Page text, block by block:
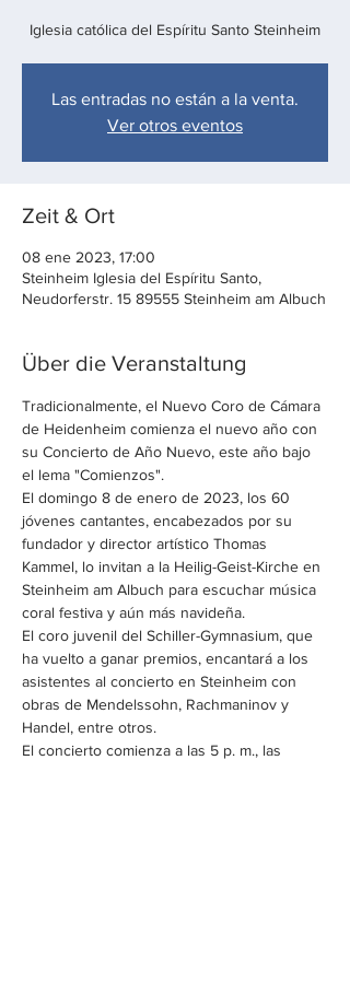
Iglesia católica del Espíritu Santo Steinheim
Las entradas no están a la venta.
Ver otros eventos
Zeit & Ort
08 ene 2023, 17:00
Steinheim Iglesia del Espíritu Santo,
Neudorferstr. 15 89555 Steinheim am Albuch
Über die Veranstaltung
Tradicionalmente, el Nuevo Coro de Cámara
de Heidenheim comienza el nuevo año con
su Concierto de Año Nuevo, este año bajo
el lema "Comienzos".
El domingo 8 de enero de 2023, los 60
jóvenes cantantes, encabezados por su
fundador y director artístico Thomas
Kammel, lo invitan a la Heilig-Geist-Kirche en
Steinheim am Albuch para escuchar música
coral festiva y aún más navideña.
El coro juvenil del Schiller-Gymnasium, que
ha vuelto a ganar premios, encantará a los
asistentes al concierto en Steinheim con
obras de Mendelssohn, Rachmaninov y
Handel, entre otros.
El concierto comienza a las 5 p. m., las